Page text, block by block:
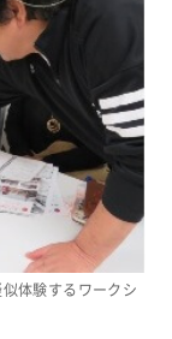
体験するワークシ